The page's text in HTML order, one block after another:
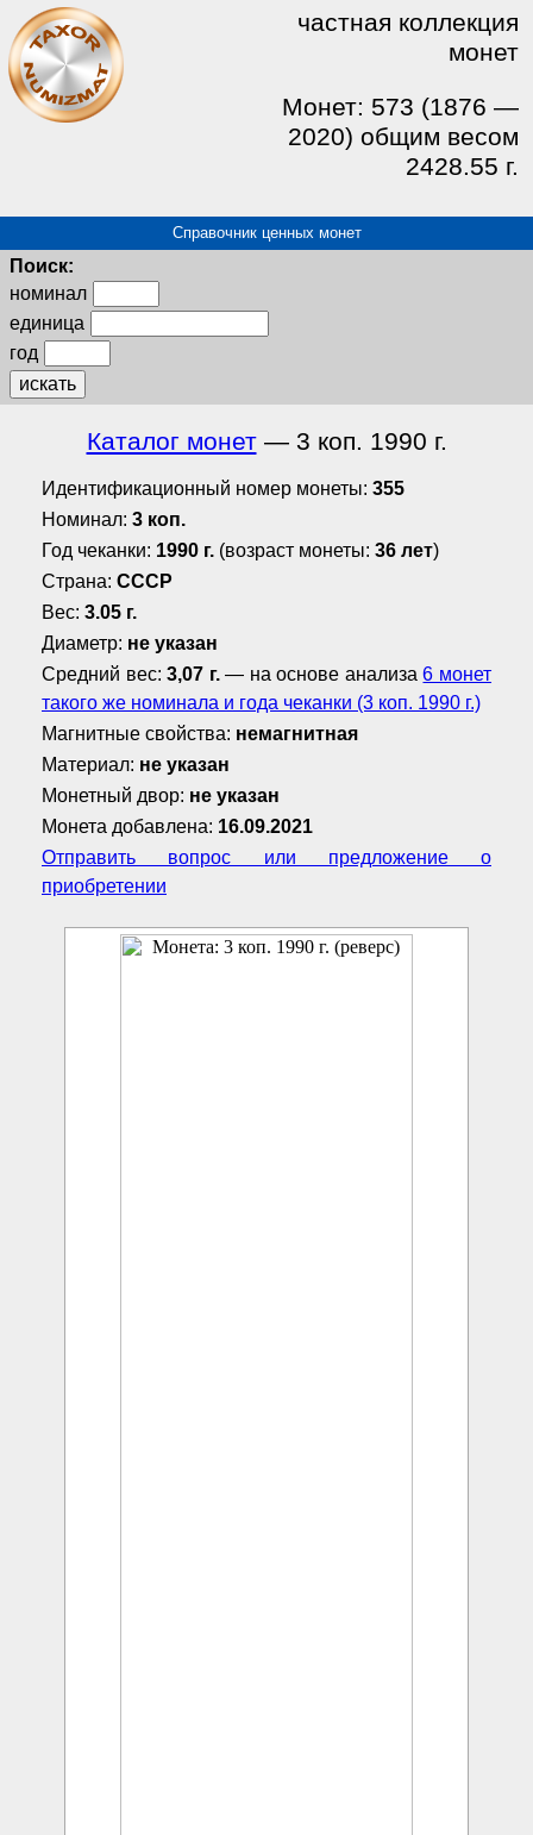
частная коллекция
монет
Монет: 573 (1876 —
2020) общим весом
2428.55 г.
Справочник ценных монет
Поиск:
номинал
единица
год
искать
Каталог монет— 3 коп. 1990 г.
Идентификационный номер монеты: 355
Номинал: 3 коп.
Год чеканки: 1990 г. (возраст монеты: 36 лет)
Страна: СССР
Вес: 3.05 г.
Диаметр: не указан
Средний вес:3,07 г.— на основе анализа6 монет
такого же номинала и года чеканки (3 коп. 1990 г.)
Магнитные свойства: немагнитная
Материал: не указан
Монетный двор: не указан
Монета добавлена: 16.09.2021
Отправить вопрос или предложение о
приобретении